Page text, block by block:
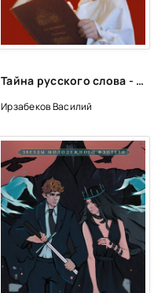
Тайна русского слова - Василий Ирзабеков
Ирзабеков Василий